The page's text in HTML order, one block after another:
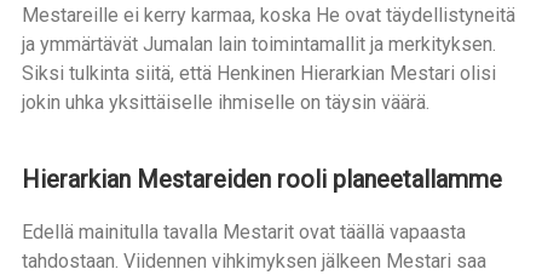
Mestareille ei kerry karmaa, koska He ovat täydellistyneitä
ja ymmärtävät Jumalan lain toimintamallit ja merkityksen.
Siksi tulkinta siitä, että Henkinen Hierarkian Mestari olisi
jokin uhka yksittäiselle ihmiselle on täysin väärä.
Hierarkian Mestareiden rooli planeetallamme
Edellä mainitulla tavalla Mestarit ovat täällä vapaasta
tahdostaan. Viidennen vihkimyksen jälkeen Mestari saa